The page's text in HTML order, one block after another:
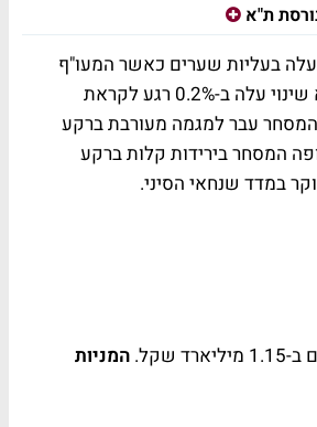
ת"א
בעליות שערים כאשר המעו"ף
שנסחר רוב היום ללא שינוי עלה ב-0.2% רגע לקראת
המסחר עבר למגמה מעורבת ברקע
המסחר בירידות קלות ברקע
שקל.
המניות